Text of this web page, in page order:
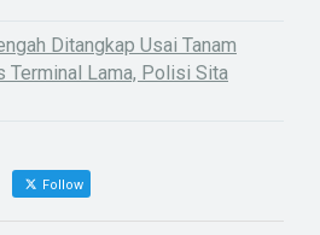
Ditangkap Usai Tanam
Terminal Lama, Polisi Sita
Follow